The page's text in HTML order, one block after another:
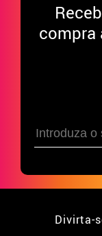
compra
Divirta-